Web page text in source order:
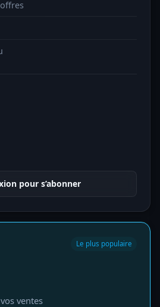
pour s’abonner
Le plus populaire
ventes